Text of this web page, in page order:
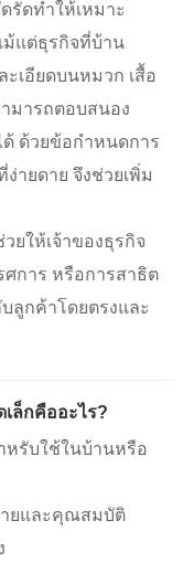
ดทำให้เหมาะ
ม้แต่ธุรกิจที่บ้าน
เอียดบนหมวก เสื้อ
ามารถตอบสนอง
ด้วยข้อกำหนดการ
ายดาย จึงช่วยเพิ่ม
ยให้เจ้าของธุรกิจ
ศการ หรือการสาธิต
ลูกค้าโดยตรงและ
ล็กคืออะไร?
หรับใช้ในบ้านหรือ
ายและคุณสมบัติ